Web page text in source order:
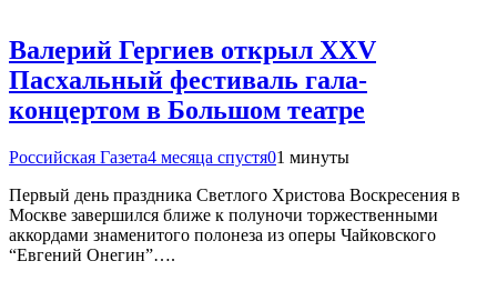
Валерий Гергиев открыл XXV
Пасхальный фестиваль гала-
концертом в Большом театре
Российская Газета4 месяца спустя01 минуты
Первый день праздника Светлого Христова Воскресения в
Москве завершился ближе к полуночи торжественными
аккордами знаменитого полонеза из оперы Чайковского
“Евгений Онегин”….